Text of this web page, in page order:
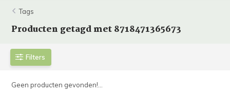
Tags
Producten getagd met 8718471365673
Filters
Geen producten gevonden!...